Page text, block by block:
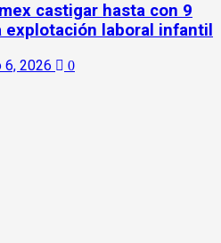
castigar hasta con 9
explotación laboral infantil
6, 2026 0